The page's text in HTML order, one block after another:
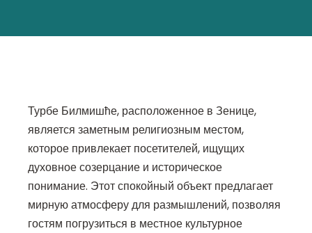
Турбе Билмишће, расположенное в Зенице,
является заметным религиозным местом,
которое привлекает посетителей, ищущих
духовное созерцание и историческое
понимание. Этот спокойный объект предлагает
мирную атмосферу для размышлений, позволяя
гостям погрузиться в местное культурное